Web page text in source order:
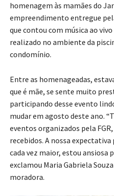
homenagem às mamães do
empreendimento entregue
que contou com música ao
realizado no ambiente da
condomínio.
Entre as homenageadas,
que é mãe, se sente muito
participando desse evento
mudar em agosto deste ano.
eventos organizados pela
recebidos. A nossa
cada vez maior, estou ansiosa
exclamou Maria Gabriela
moradora.